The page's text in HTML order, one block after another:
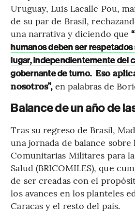
Uruguay, Luis Lacalle Pou,
de su par de Brasil,
una narrativa y diciendo que“
humanos deben ser
lugar, independientemente del
gobernante de turno. Eso
nosotros”,en palabras de
Balance de un año de
Tras su regreso de Brasil,
una jornada de balance sobre
Comunitarias Militares para
Salud (BRICOMILES), que
de ser creadas con el
los avances en los planteles
Caracas y el resto del país.